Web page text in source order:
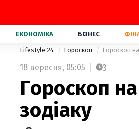
ЕКОНОМІКА БІЗНЕС
Lifestyle 24 Гороскоп Гороскоп
18 вересня, 05:05 3
Гороскоп
зодіаку